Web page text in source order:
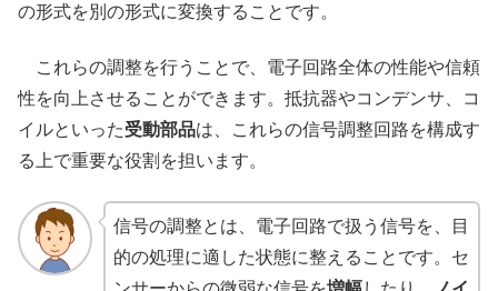
の形式を別の形式に変換することです。
これらの調整を行うことで、電子回路全体の性能や信頼
性を向上させることができます。抵抗器やコンデンサ、コ
イルといった受動部品は、これらの信号調整回路を構成す
る上で重要な役割を担います。
信号の調整とは、電子回路で扱う信号を、目
的の処理に適した状態に整えることです。セ